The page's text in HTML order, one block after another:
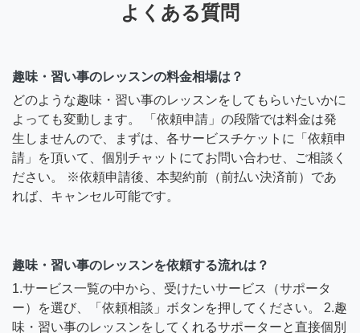
よくある質問
趣味・習い事のレッスンの料金相場は？
どのような趣味・習い事のレッスンをしてもらいたいかに
よっても変動します。 「依頼申請」の段階では料金は発
生しませんので、まずは、各サービスチケットに「依頼申
請」を頂いて、個別チャットにてお問い合わせ、ご相談く
ださい。 ※依頼申請後、本契約前（前払い決済前）であ
れば、キャンセル可能です。
趣味・習い事のレッスンを依頼する流れは？
1.サービス一覧の中から、受けたいサービス（サポータ
ー）を選び、「依頼相談」ボタンを押してください。 2.趣
味・習い事のレッスンをしてくれるサポーターと直接個別